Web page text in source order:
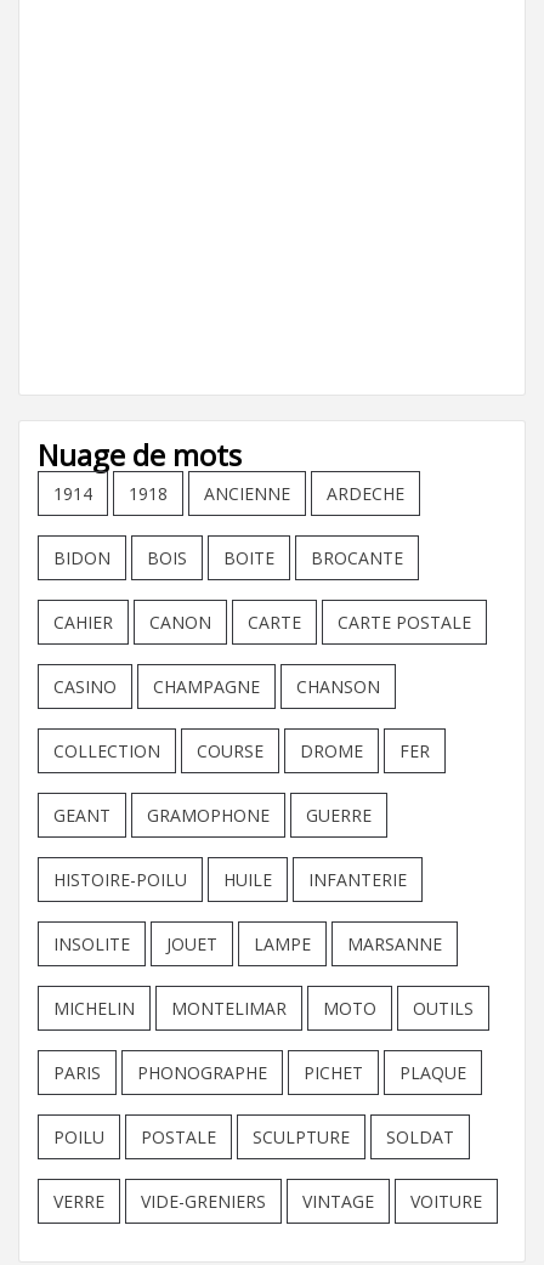
Nuage de mots
1914 1918 ANCIENNE ARDECHE
BIDON BOIS BOITE BROCANTE
CAHIER CANON CARTE CARTE POSTALE
CASINO CHAMPAGNE CHANSON
COLLECTION COURSE DROME FER
GEANT GRAMOPHONE GUERRE
HISTOIRE-POILU HUILE INFANTERIE
INSOLITE JOUET LAMPE MARSANNE
MICHELIN MONTELIMAR MOTO OUTILS
PARIS PHONOGRAPHE PICHET PLAQUE
POILU POSTALE SCULPTURE SOLDAT
VERRE VIDE-GRENIERS VINTAGE VOITURE